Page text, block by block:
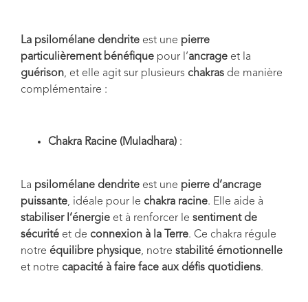
La psilomélane dendrite est une pierre
particulièrement bénéfique pour l’ancrage et la
guérison, et elle agit sur plusieurs chakras de manière
complémentaire :
Chakra Racine (Muladhara) :
La psilomélane dendrite est une pierre d’ancrage
puissante, idéale pour le chakra racine. Elle aide à
stabiliser l’énergie et à renforcer le sentiment de
sécurité et de connexion à la Terre. Ce chakra régule
notre équilibre physique, notre stabilité émotionnelle
et notre capacité à faire face aux défis quotidiens.